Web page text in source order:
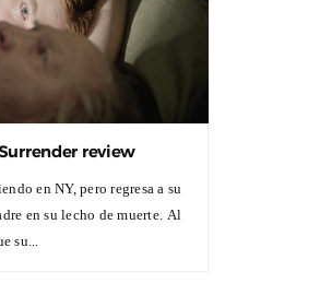
review
en NY, pero regresa a su
en su lecho de muerte. Al
su...